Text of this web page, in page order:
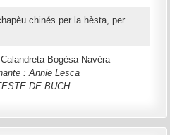
chinés per la hèsta, per
Bogèsa Navèra
: Annie Lesca
DE BUCH